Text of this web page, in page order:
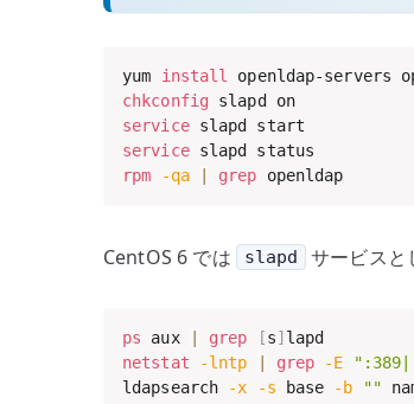
yum install
chkconfig
slapd on
service
service
rpm
-qa grep openldap
CentOS 6 では slapd サービスと
ps aux grep [s]
netstat
-lntp grep -E
ldapsearch
-x -s base -b ""